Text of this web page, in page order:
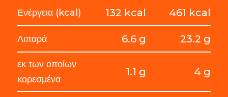
Ενέργεια (kcal)
132 kcal 461 kcal
Λιπαρά 6.6 g 23.2 g
εκ των οποίων
κορεσμένα
1.1 g 4 g